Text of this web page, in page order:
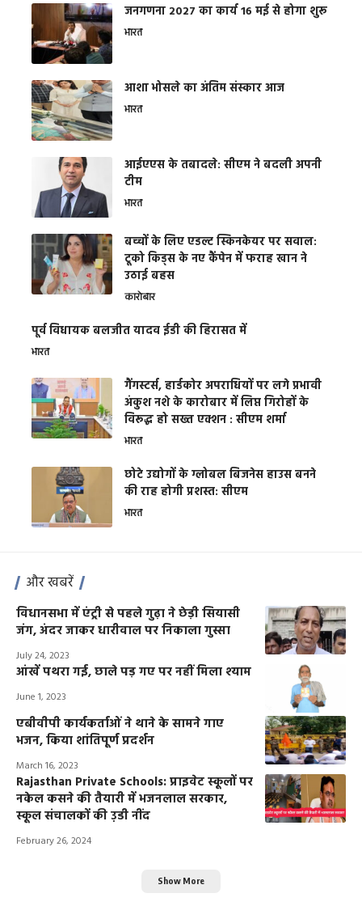
जनगणना 2027 का कार्य 16 मई से होगा शुरू
भारत
आशा भोसले का अंतिम संस्कार आज
भारत
आईएएस के तबादले: सीएम ने बदली अपनी
टीम
भारत
बच्चों के लिए एडल्ट स्किनकेयर पर सवाल:
टूको किड्स के नए कैंपेन में फराह खान ने
उठाई बहस
कारोबार
पूर्व विधायक बलजीत यादव ईडी की हिरासत में
भारत
गैंगस्टर्स, हार्डकोर अपराधियों पर लगे प्रभावी
अंकुश नशे के कारोबार में लिप्त गिरोहों के
विरूद्ध हो सख्त एक्शन : सीएम शर्मा
भारत
छोटे उद्योगों के ग्लोबल बिजनेस हाउस बनने
की राह होगी प्रशस्त: सीएम
भारत
और खबरें
विधानसभा में एंट्री से पहले गुढ़ा ने छेड़ी सियासी
जंग, अंदर जाकर धारीवाल पर निकाला गुस्सा
July 24, 2023
आंखें पथरा गई, छाले पड़ गए पर नहीं मिला श्याम
June 1, 2023
एबीवीपी कार्यकर्ताओं ने थाने के सामने गाए
भजन, किया शांतिपूर्ण प्रदर्शन
March 16, 2023
Rajasthan Private Schools: प्राइवेट स्कूलों पर
नकेल कसने की तैयारी में भजनलाल सरकार,
स्कूल संचालकों की उ़डी नींद
February 26, 2024
Show More